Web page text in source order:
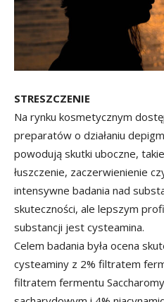
STRESZCZENIE
Na rynku kosmetycznym
preparatów o działaniu
powodują skutki uboczne,
łuszczenie, zaczerwienienie
intensywne badania nad
skuteczności, ale lepszym
substancji jest cysteamina.
Celem badania była ocena
cysteaminy z 2% filtratem
filtratem fermentu